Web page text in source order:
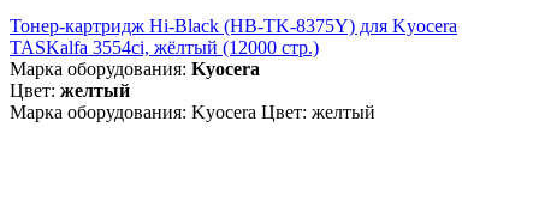
Тонер-картридж Hi-Black (HB-TK-8375Y) для Kyocera
TASKalfa 3554ci, жёлтый (12000 стр.)
Марка оборудования: Kyocera
Цвет: желтый
Марка оборудования: Kyocera Цвет: желтый